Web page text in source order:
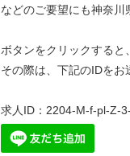
などのご要望にも神奈
ボタンをクリックすると
その際は、下記のIDをお
求人ID：2204-M-f-pl-Z-